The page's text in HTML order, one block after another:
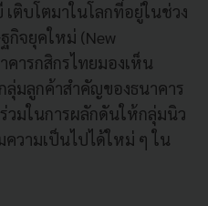
เติบโตมาในโลกที่อยู่ในช่วง
กิจยุคใหม่ (New
คารกสิกรไทยมองเห็น
ลุ่มลูกค้าสำคัญของธนาคาร
วมในการผลักดันให้กลุ่มนิว
ความเป็นไปได้ใหม่ ๆ ใน